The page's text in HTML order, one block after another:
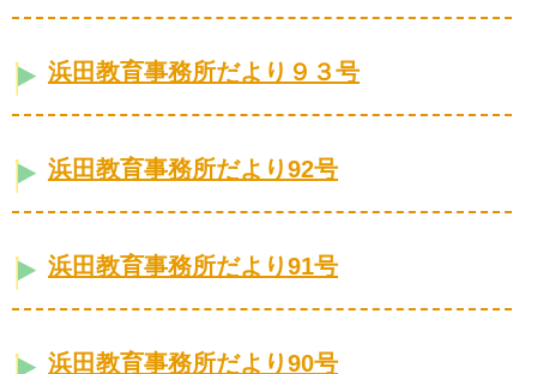
浜田教育事務所だより９３号
浜田教育事務所だより92号
浜田教育事務所だより91号
浜田教育事務所だより90号